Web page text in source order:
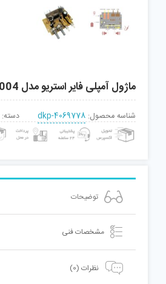
ماژول آمپلی فایر استریو مدل TDA2004
شناسه محصول: dkp-4069778 دسته:
توضیحات
مشخصات فنی
نظرات (0)